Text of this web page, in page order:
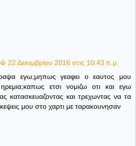
22 Δεκεμβρίου 2016 στις 10:43 π.μ.
εγω;μηπως γεαφει ο εαυτος μου
ετσι νομιζω οτι και εγω
κατασκευαζοντας και τρεχωντας να τα
μου στο χαρτι με ταρακουνησαν